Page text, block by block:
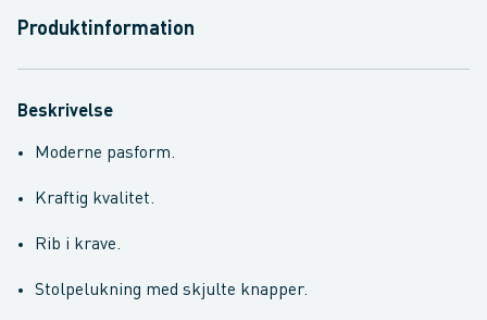
Produktinformation
Beskrivelse
Moderne pasform.
Kraftig kvalitet.
Rib i krave.
Stolpelukning med skjulte knapper.